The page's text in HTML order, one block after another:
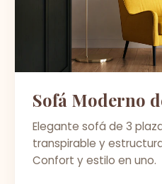
Sofá Moderno
Elegante sofá de 3
transpirable y
Confort y estilo en uno.